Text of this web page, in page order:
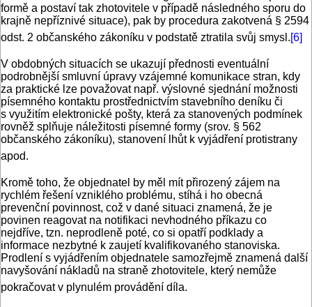
formě a postaví tak zhotovitele v případě následného sporu do
krajně nepříznivé situace), pak by procedura zakotvená § 2594
odst. 2 občanského zákoníku v podstatě ztratila svůj smysl.[6]
V obdobných situacích se ukazují přednosti eventuální
podrobnější smluvní úpravy vzájemné komunikace stran, kdy
za praktické lze považovat např. výslovné sjednání možnosti
písemného kontaktu prostřednictvím stavebního deníku či
s využitím elektronické pošty, která za stanovených podmínek
rovněž splňuje náležitosti písemné formy (srov. § 562
občanského zákoníku), stanovení lhůt k vyjádření protistrany
apod.
Kromě toho, že objednatel by měl mít přirozený zájem na
rychlém řešení vzniklého problému, stíhá i ho obecná
prevenční povinnost, což v dané situaci znamená, že je
povinen reagovat na notifikaci nevhodného příkazu co
nejdříve, tzn. neprodleně poté, co si opatří podklady a
informace nezbytné k zaujetí kvalifikovaného stanoviska.
Prodlení s vyjádřením objednatele samozřejmě znamená další
navyšování nákladů na straně zhotovitele, který nemůže
pokračovat v plynulém provádění díla.